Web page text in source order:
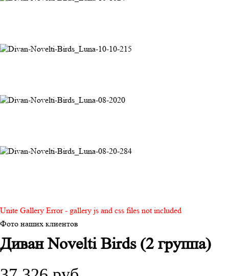
Unite Gallery Error - gallery js and css files not included
Фото наших клиентов
Диван Novelti Birds (2 группа)